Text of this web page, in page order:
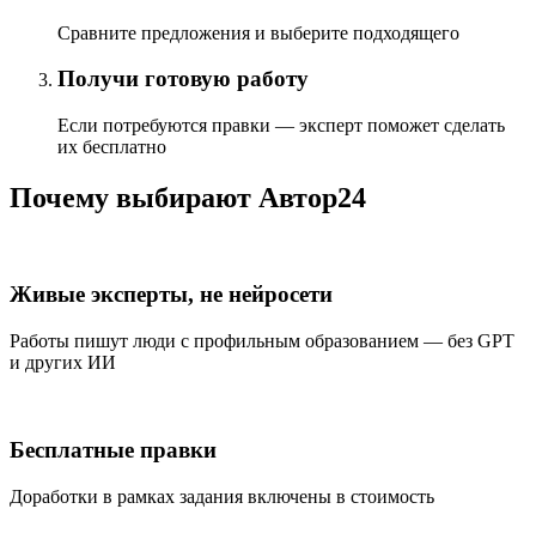
Сравните предложения и выберите подходящего
Получи готовую работу
Если потребуются правки — эксперт поможет сделать
их бесплатно
Почему выбирают Автор24
Живые эксперты, не нейросети
Работы пишут люди с профильным образованием — без GPT
и других ИИ
Бесплатные правки
Доработки в рамках задания включены в стоимость